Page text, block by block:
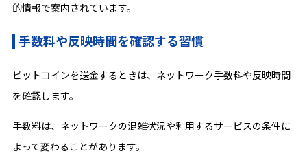
的情報で案内されています。
手数料や反映時間を確認する習慣
ビットコインを送金するときは、ネットワーク手数料や反映時間
を確認します。
手数料は、ネットワークの混雑状況や利用するサービスの条件に
よって変わることがあります。